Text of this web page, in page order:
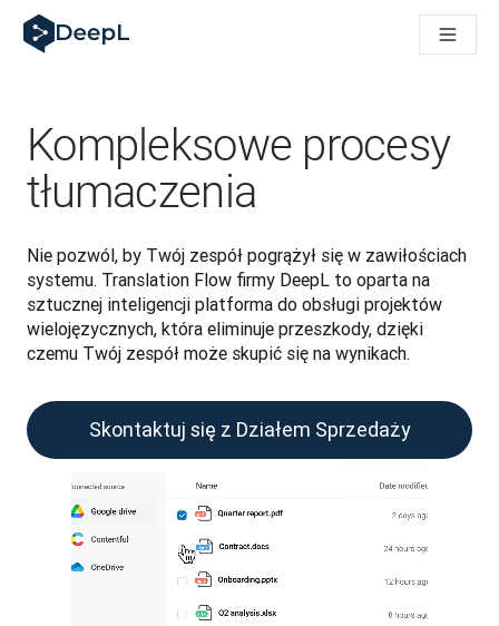
DeepL dla agentów AI
Translation Flow w DeepL: Nowe procesy oparte na AI dla
Jak zrozumieć zaufanie do technologii językowej AI w
Jak tworzymy system oceny jakości tłumaczeń dla DeepL
Od tłumaczeń po platformę głosową w czasie rzeczywistym
Kompleksowe procesy
tłumaczenia
Nie pozwól, by Twój zespół pogrążył się w zawiłościach
systemu. Translation Flow firmy DeepL to oparta na
sztucznej inteligencji platforma do obsługi projektów
wielojęzycznych, która eliminuje przeszkody, dzięki
czemu Twój zespół może skupić się na wynikach.
Skontaktuj się z Działem Sprzedaży